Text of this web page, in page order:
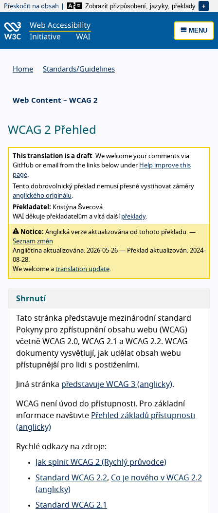
Přeskočit na obsah Zobrazit přizpůsobení, jazyky, překlady
MENU
Home Standards/Guidelines
Web Content – WCAG 2
WCAG 2 Přehled
About this translation
This translation is a draft. We welcome your comments via
GitHub or email from the links below under Help improve this
page.
Tento dobrovolnický překlad nemusí přesně vystihovat záměry
anglického originálu.
Překladatel: Kristýna Švecová.
WAI děkuje překladatelům a vítá další překlady.
Notice: Anglická verze aktualizována od tohoto překladu. —
Seznam změn
Angličtina aktualizována: 2026-05-26 — Překlad aktualizován: 2024-
08-28.
We welcome a translation update.
Shrnutí
Tato stránka představuje mezinárodní standard
Pokyny pro zpřístupnění obsahu webu (WCAG)
včetně WCAG 2.0, WCAG 2.1 a WCAG 2.2. WCAG
dokumenty vysvětlují, jak udělat obsah webu
přístupnější pro lidi s postiženími.
Jiná stránka představuje WCAG 3 (anglicky).
WCAG není úvod do přístupnosti. Pro základní
informace navštivte Přehled základů přístupnosti
(anglicky)
Rychlé odkazy na zdroje:
Jak splnit WCAG 2 (Rychlý průvodce)
Standard WCAG 2.2, Co je nového v WCAG 2.2
(anglicky)
Standard WCAG 2.1